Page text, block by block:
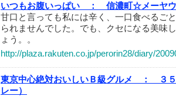
いつもお腹いっぱい ：
信濃町☆メーヤ
甘口と言っても私には辛く、一口食べるご
られませんでした。でも、クセになる美味
ょう。。
http://plaza.rakuten.co.jp/perorin28/diary/
東京中心絶対おいしいＢ級グルメ ：
３
レー）